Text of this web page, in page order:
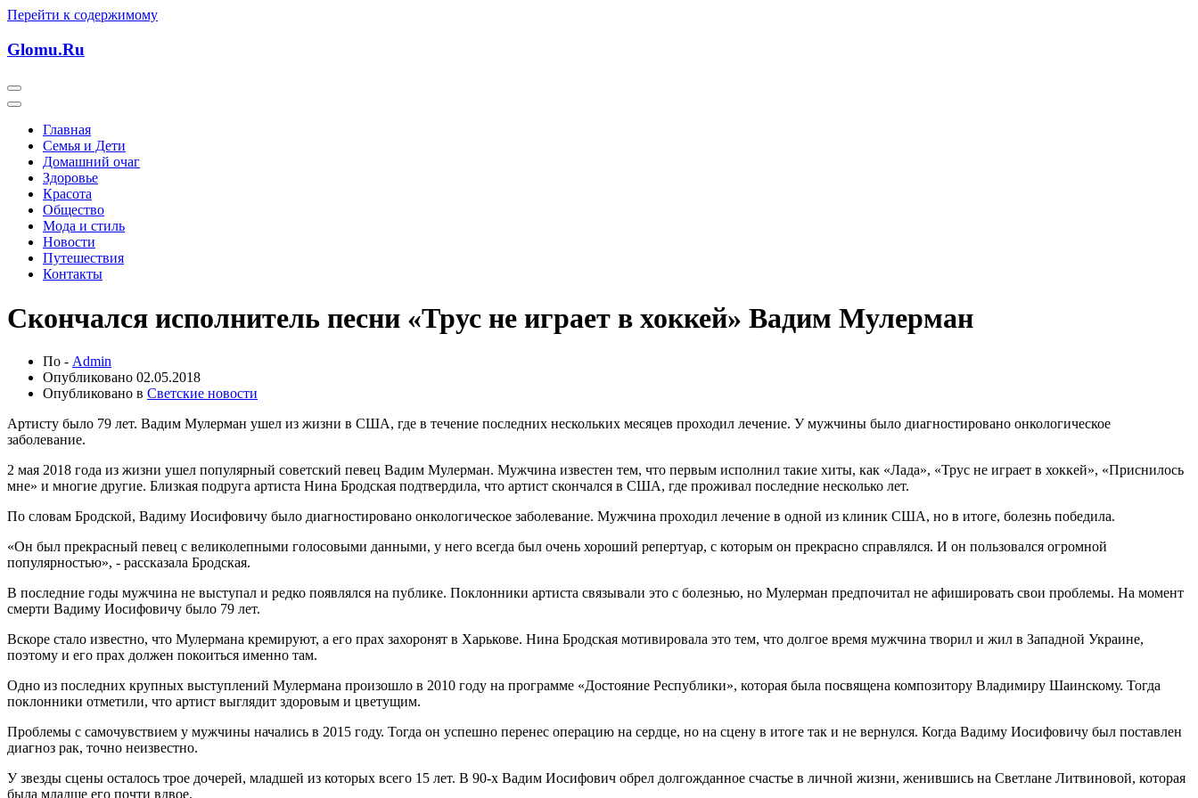
Перейти к содержимому
Glomu.Ru
Главная
Семья и Дети
Домашний очаг
Здоровье
Красота
Общество
Мода и стиль
Новости
Путешествия
Контакты
Скончался исполнитель песни «Трус не играет в хоккей» Вадим Мулерман
По - Admin
Опубликовано 02.05.2018
Опубликовано в Светские новости
Артисту было 79 лет. Вадим Мулерман ушел из жизни в США, где в течение последних нескольких месяцев проходил лечение. У мужчины было диагностировано онкологическое
заболевание.
2 мая 2018 года из жизни ушел популярный советский певец Вадим Мулерман. Мужчина известен тем, что первым исполнил такие хиты, как «Лада», «Трус не играет в хоккей», «Приснилось
мне» и многие другие. Близкая подруга артиста Нина Бродская подтвердила, что артист скончался в США, где проживал последние несколько лет.
По словам Бродской, Вадиму Иосифовичу было диагностировано онкологическое заболевание. Мужчина проходил лечение в одной из клиник США, но в итоге, болезнь победила.
«Он был прекрасный певец с великолепными голосовыми данными, у него всегда был очень хороший репертуар, с которым он прекрасно справлялся. И он пользовался огромной
популярностью», - рассказала Бродская.
В последние годы мужчина не выступал и редко появлялся на публике. Поклонники артиста связывали это с болезнью, но Мулерман предпочитал не афишировать свои проблемы. На момент
смерти Вадиму Иосифовичу было 79 лет.
Вскоре стало известно, что Мулермана кремируют, а его прах захоронят в Харькове. Нина Бродская мотивировала это тем, что долгое время мужчина творил и жил в Западной Украине,
поэтому и его прах должен покоиться именно там.
Одно из последних крупных выступлений Мулермана произошло в 2010 году на программе «Достояние Республики», которая была посвящена композитору Владимиру Шаинскому. Тогда
поклонники отметили, что артист выглядит здоровым и цветущим.
Проблемы с самочувствием у мужчины начались в 2015 году. Тогда он успешно перенес операцию на сердце, но на сцену в итоге так и не вернулся. Когда Вадиму Иосифовичу был поставлен
диагноз рак, точно неизвестно.
У звезды сцены осталось трое дочерей, младшей из которых всего 15 лет. В 90-х Вадим Иосифович обрел долгожданное счастье в личной жизни, женившись на Светлане Литвиновой, которая
была младше его почти вдвое.